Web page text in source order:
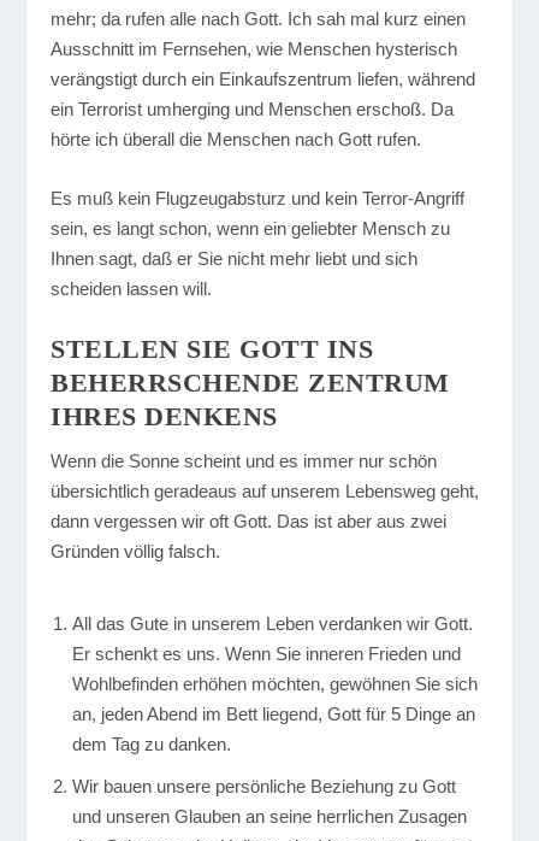
mehr; da rufen alle nach Gott. Ich sah mal kurz einen
Ausschnitt im Fernsehen, wie Menschen hysterisch
verängstigt durch ein Einkaufszentrum liefen, während
ein Terrorist umherging und Menschen erschoß. Da
hörte ich überall die Menschen nach Gott rufen.
Es muß kein Flugzeugabsturz und kein Terror-Angriff
sein, es langt schon, wenn ein geliebter Mensch zu
Ihnen sagt, daß er Sie nicht mehr liebt und sich
scheiden lassen will.
STELLEN SIE GOTT INS
BEHERRSCHENDE ZENTRUM
IHRES DENKENS
Wenn die Sonne scheint und es immer nur schön
übersichtlich geradeaus auf unserem Lebensweg geht,
dann vergessen wir oft Gott. Das ist aber aus zwei
Gründen völlig falsch.
All das Gute in unserem Leben verdanken wir Gott.
Er schenkt es uns. Wenn Sie inneren Frieden und
Wohlbefinden erhöhen möchten, gewöhnen Sie sich
an, jeden Abend im Bett liegend, Gott für 5 Dinge an
dem Tag zu danken.
Wir bauen unsere persönliche Beziehung zu Gott
und unseren Glauben an seine herrlichen Zusagen